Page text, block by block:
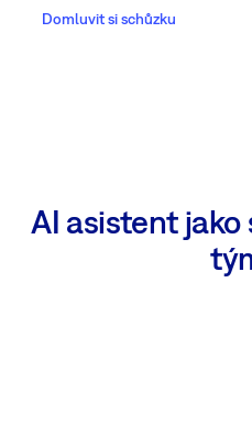
Domluvit si schůzku
AI asistent jako